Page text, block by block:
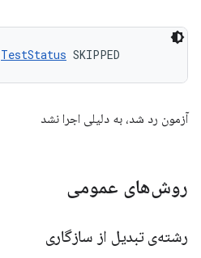
TestStatus SKIPPED
آزمون رد شد، به دلیلی اجرا نشد
روش‌های عمومی
رشته‌ی تبدیل از سازگاری